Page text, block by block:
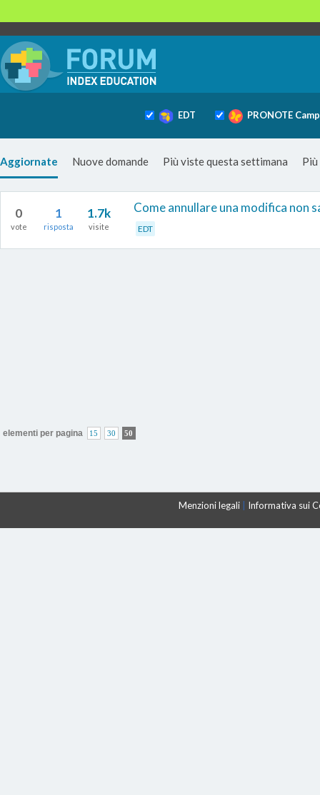
EDT PRONOTE
Aggiornate Nuove domande Più viste questa settimana
0
vote
1
risposta
1.7k
visite
Come annullare una modifica non
EDT
elementi per pagina 15 30 50
Menzioni legali Informativa sui